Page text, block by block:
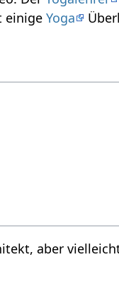
Architekt‏‎ und streut einigeYoga
sein